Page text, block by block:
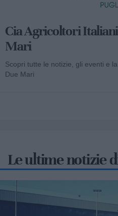
Cia Agricoltori
Mari
Scopri tutte le notizie, gli eventi e
Due Mari
Le ultime notizie